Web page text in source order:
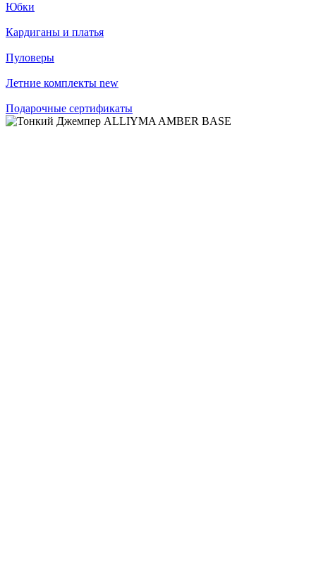
Юбки
Кардиганы и платья
Пуловеры
Летние комплекты new
Подарочные сертификаты